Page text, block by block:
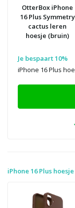
OtterBox iPhone
16 Plus Symmetry
cactus leren
hoesje (bruin)
Je bespaart 10%
iPhone 16 Plus
iPhone 16 Plus